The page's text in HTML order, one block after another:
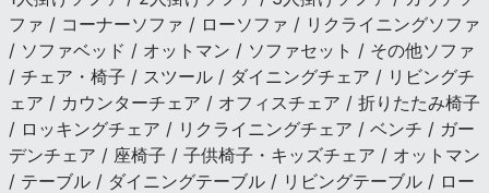
ファ / コーナーソファ / ローソファ / リクライニングソファ
/ ソファベッド / オットマン / ソファセット / その他ソファ
/ チェア・椅子 / スツール / ダイニングチェア / リビングチ
ェア / カウンターチェア / オフィスチェア / 折りたたみ椅子
/ ロッキングチェア / リクライニングチェア / ベンチ / ガー
デンチェア / 座椅子 / 子供椅子・キッズチェア / オットマン
/ テーブル / ダイニングテーブル / リビングテーブル / ロー